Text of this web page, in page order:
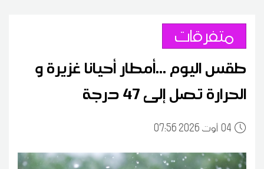
متفرقات
طقس اليوم ...أمطار أحيانا غزيرة و
الحرارة تصل إلى 47 درجة
0407:56 2026 أوت